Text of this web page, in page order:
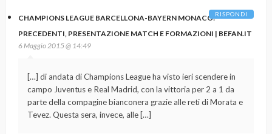
CHAMPIONS LEAGUE BARCELLONA-BAYERN MONACO:
PRECEDENTI, PRESENTAZIONE MATCH E FORMAZIONI | BEFAN.IT
6 Maggio 2015 @ 14:49
[…] di andata di Champions League ha visto ieri scendere in
campo Juventus e Real Madrid, con la vittoria per 2 a 1 da
parte della compagine bianconera grazie alle reti di Morata e
Tevez. Questa sera, invece, alle […]
RISPONDI